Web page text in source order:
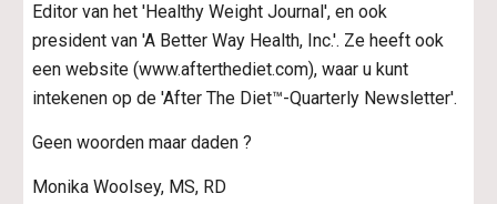
Editor van het 'Healthy Weight Journal', en ook
president van 'A Better Way Health, Inc.'. Ze heeft ook
een website (www.afterthediet.com), waar u kunt
intekenen op de 'After The Diet™-Quarterly Newsletter'.
Geen woorden maar daden ?
Monika Woolsey, MS, RD